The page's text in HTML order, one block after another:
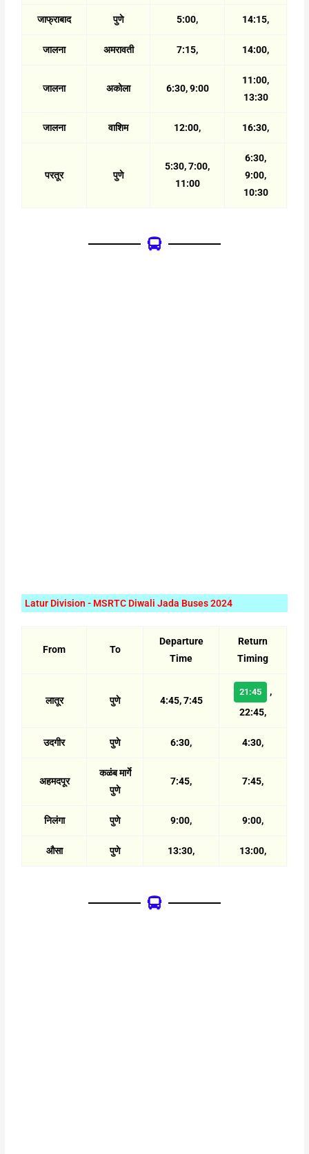
जाफ्राबाद पुणे 5:00, 14:15,
जालना अमरावती 7:15, 14:00,
जालना अकोला 6:30, 9:00
11:00,
13:30
जालना वाशिम 12:00, 16:30,
परतूर पुणे
5:30, 7:00,
11:00
6:30,
9:00,
10:30
Latur Division - MSRTC Diwali Jada Buses 2024
From To
Departure
Time
Return
Timing
लातूर पुणे 4:45, 7:45
21:45
,
22:45,
उदगीर पुणे 6:30, 4:30,
अहमदपूर
कळंब मार्गे
पुणे
7:45, 7:45,
निलंगा पुणे 9:00, 9:00,
औसा पुणे 13:30, 13:00,